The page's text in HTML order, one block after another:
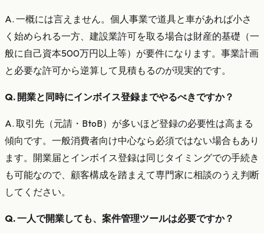
A. 一概には言えません。個人事業で道具と車があれば小さ
く始められる一方、建設業許可を取る場合は財産的基礎（一
般に自己資本500万円以上等）が要件になります。事業計画
と必要な許可から逆算して見積もるのが現実的です。
Q. 開業と同時にインボイス登録までやるべきですか？
A. 取引先（元請・BtoB）が多いほど登録の必要性は高まる
傾向です。一般消費者向け中心なら必須ではない場合もあり
ます。開業届とインボイス登録は同じタイミングでの手続き
も可能なので、顧客構成を踏まえて専門家に相談のうえ判断
してください。
Q. 一人で開業しても、案件管理ツールは必要ですか？